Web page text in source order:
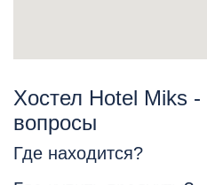
Хостел Hotel Miks
вопросы
Где находится?